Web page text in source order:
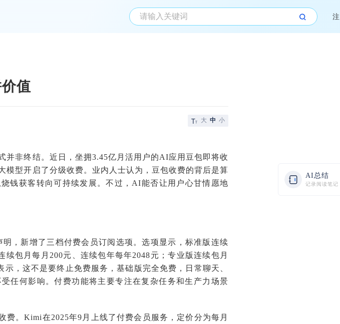
AI总结
记录阅读笔记
值
大 中 小
并非终结。近日，坐拥3.45亿月活用户的AI应用豆包即将收
模型开启了分级收费。业内人士认为，豆包收费的背后是算
钱获客转向可持续发展。不过，AI能否让用户心甘情愿地
，新增了三档付费会员订阅选项。选项显示，标准版连续
包月每月200元、连续包年每年2048元；专业版连续包月
，这不是要终止免费服务，基础版完全免费，日常聊天、
任何影响。付费功能将主要专注在复杂任务和生产力场景
费。Kimi在2025年9月上线了付费会员服务，定价分为每月